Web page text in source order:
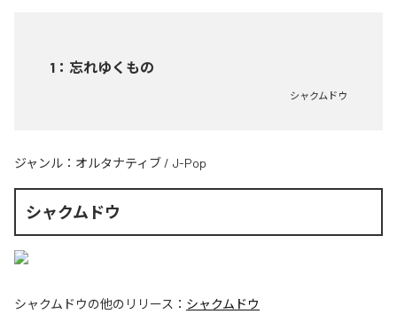
1 ： 忘れゆくもの
シャクムドウ
ジャンル： オルタナティブ / J-Pop
シャクムドウ
シャクムドウの他のリリース： シャクムドウ